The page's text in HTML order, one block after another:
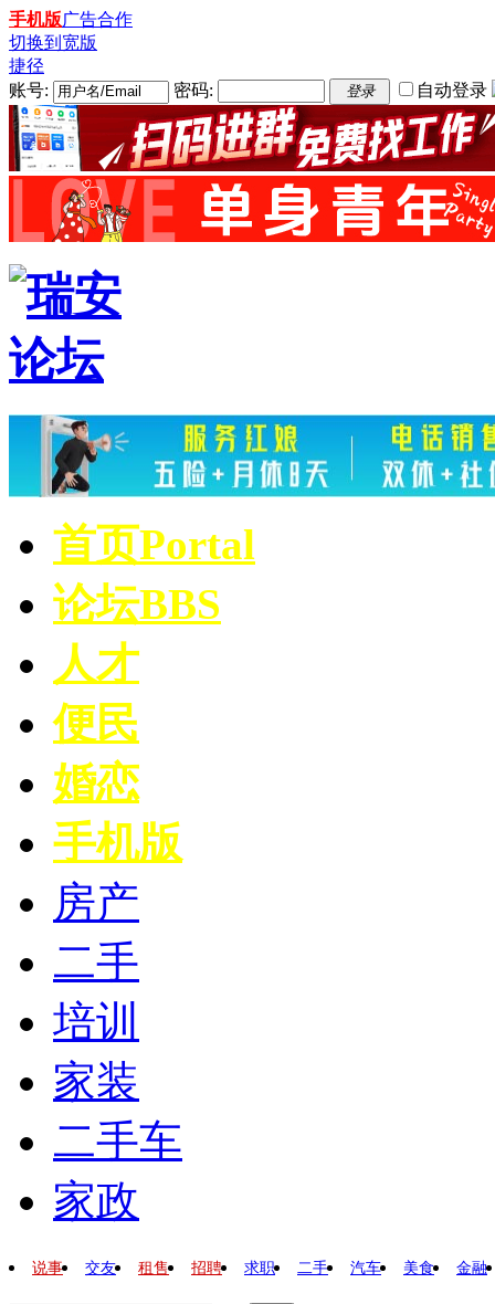
手机版广告合作
切换到宽版
捷径
账号:
密码: 登录 自动登录
首页Portal
论坛BBS
人才
便民
婚恋
手机版
房产
二手
培训
家装
二手车
家政
说事 交友 租售 招聘 求职 二手 汽车 美食 金融